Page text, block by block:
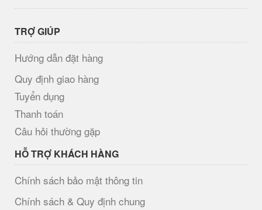
TRỢ GIÚP
Hướng dẫn đặt hàng
Quy định giao hàng
Tuyển dụng
Thanh toán
Câu hỏi thường gặp
HỖ TRỢ KHÁCH HÀNG
Chính sách bảo mật thông tin
Chính sách & Quy định chung